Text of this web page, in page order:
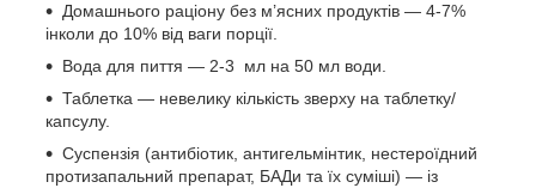
Домашнього раціону без м’ясних продуктів — 4-7%
інколи до 10% від ваги порції.
Вода для пиття — 2-3 мл на 50 мл води.
Таблетка — невелику кількість зверху на таблетку/
капсулу.
Суспензія (антибіотик, антигельмінтик, нестероїдний
протизапальний препарат, БАДи та їх суміші) — із